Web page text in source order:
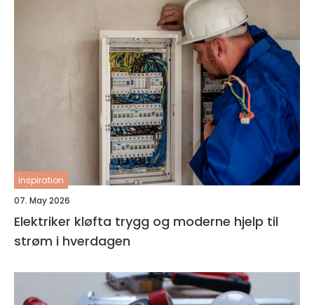
inspiration
07. May 2026
Elektriker kløfta trygg og moderne hjelp til
strøm i hverdagen